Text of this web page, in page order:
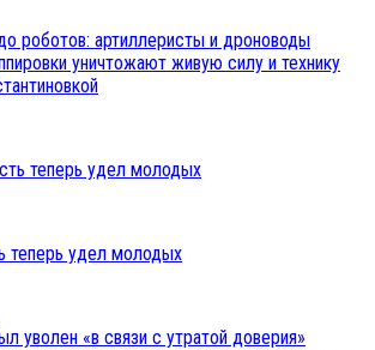
роботов: артиллеристы и дроноводы
уничтожают живую силу и технику
теперь удел молодых